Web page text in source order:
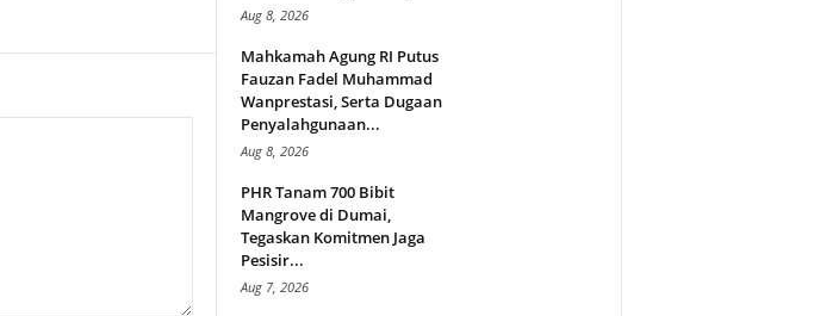
Aug 8, 2026
Mahkamah Agung RI Putus
Fauzan Fadel Muhammad
Wanprestasi, Serta Dugaan
Penyalahgunaan...
Aug 8, 2026
PHR Tanam 700 Bibit
Mangrove di Dumai,
Tegaskan Komitmen Jaga
Pesisir...
Aug 7, 2026